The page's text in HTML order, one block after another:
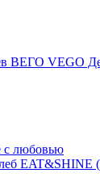
ВЕГО VEGO
любовью